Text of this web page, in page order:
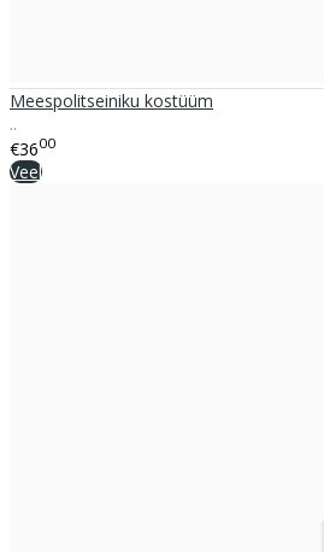
Meespolitseiniku kostüüm
..
€3600
Veel